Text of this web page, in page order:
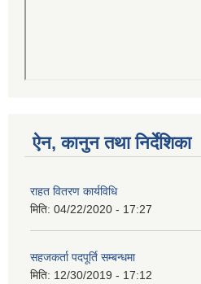
ऐन, कानुन तथा निर्देशिका
राहत वितरण कार्यविधि
मिति: 04/22/2020 - 17:27
सहजकर्ता पदपूर्ति सम्बन्धमा
मिति: 12/30/2019 - 17:12